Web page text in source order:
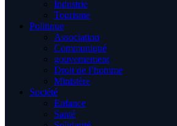
Industrie
Tourisme
Politique
Association
Communiqué
gouvernement
Droit de l’homme
Ministère
Société
Enfance
Santé